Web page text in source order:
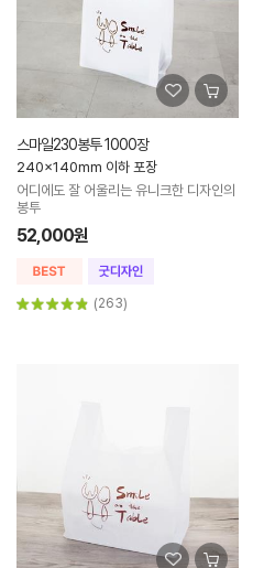
스마일230봉투 1000장
240x140mm 이하 포장
어디에도 잘 어울리는 유니크한 디자인의
봉투
52,000원
(263)